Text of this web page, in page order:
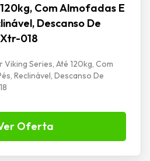
Com Almofadas E
Descanso De
018
Series, Até 120kg, Com
Reclinável, Descanso De
Oferta